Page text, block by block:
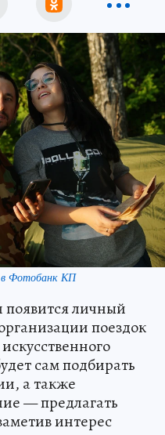
Фотобанк КП
появится личный
поездок
сам подбирать
а также
— предлагать
интерес